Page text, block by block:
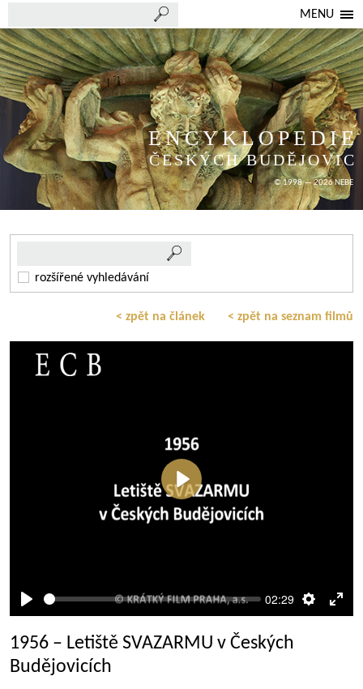
MENU
ENCYKLOPEDIE
ČESKÝCH BUDĚJOVIC
© 1998 — 2026 NEBE
rozšířené vyhledávání
< zpět na článek < zpět na seznam filmů
Přehrát
02:29
Přehrát
1956 – Letiště SVAZARMU v Českých
Budějovicích